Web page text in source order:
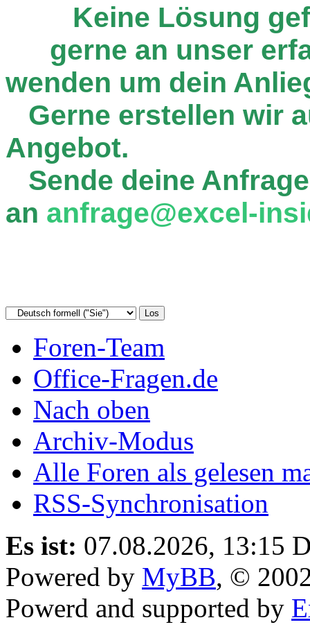
Keine Lösung
gerne an unser
wenden um dein
Gerne erstellen wir
Angebot.
Sende deine
an anfrage@excel-
Foren-Team
Office-Fragen.de
Nach oben
Archiv-Modus
Alle Foren als gelesen
RSS-Synchronisation
Es ist: 07.08.2026, 13:15
Powered by MyBB, ©
Powerd and supported by